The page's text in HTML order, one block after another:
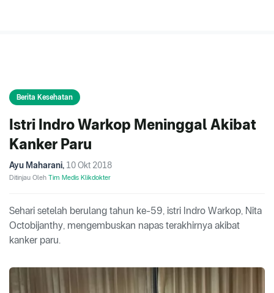
Berita Kesehatan
Istri Indro Warkop Meninggal Akibat
Kanker Paru
Ayu Maharani, 10 Okt 2018
Ditinjau Oleh Tim Medis Klikdokter
Sehari setelah berulang tahun ke-59, istri Indro Warkop, Nita
Octobijanthy, mengembuskan napas terakhirnya akibat
kanker paru.